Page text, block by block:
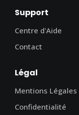
Support
Centre d'Aide
Contact
Légal
Mentions Légales
Confidentialité